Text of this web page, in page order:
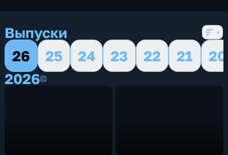
Выпуски
26
25 24 23 22 21
20
20262026